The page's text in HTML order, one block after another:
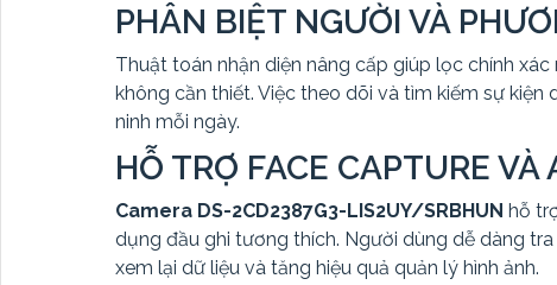
PHÂN BIỆT NGƯỜI VÀ
Thuật toán nhận diện nâng cấp giúp lọc chính
không cần thiết. Việc theo dõi và tìm kiếm sự kiện
ninh mỗi ngày.
HỖ TRỢ FACE CAPTURE
Camera DS-2CD2387G3-LIS2UY/SRBHUN hỗ
dụng đầu ghi tương thích. Người dùng dễ dàng
xem lại dữ liệu và tăng hiệu quả quản lý hình ảnh.